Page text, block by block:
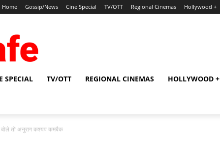
Home Gossip/News Cine Special TV/OTT Regional Cinemas Hollywood +
SPECIAL TV/OTT REGIONAL CINEMAS HOLLYWOOD +
तो अनुराग कश्‍यप कमबैक